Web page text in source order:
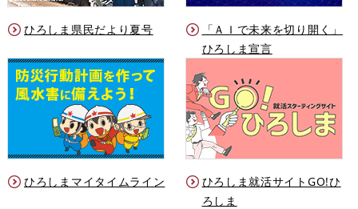
ひろしま県民だより夏号
「ＡＩで未来を切り開く」
ひろしま宣言
ひろしまマイタイムライン
ひろしま就活サイトGO!ひ
ろしま